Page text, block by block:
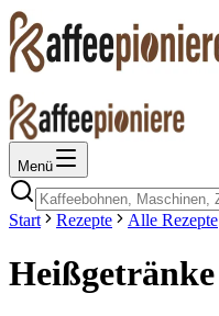
Menü
Start Rezepte Alle Rezepte
Heißgetränke